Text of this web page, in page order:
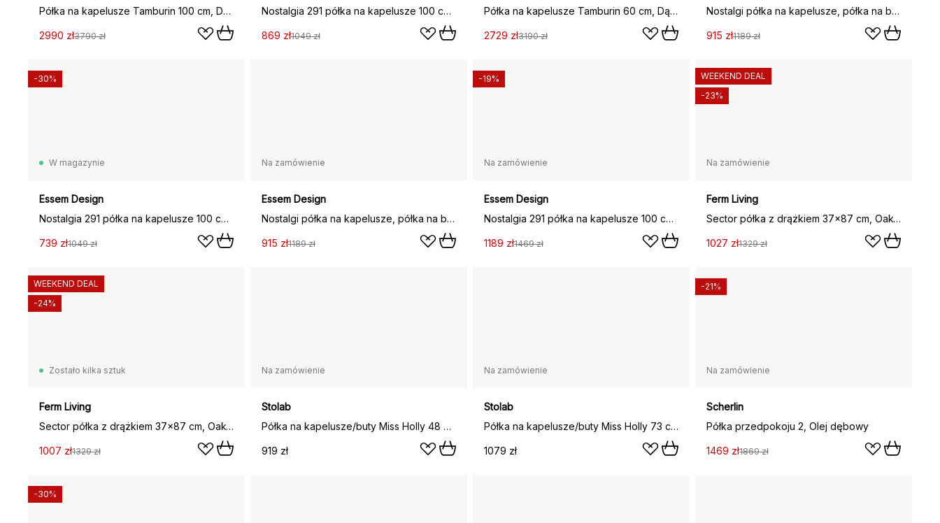
Półka na kapelusze Tamburin 100 cm, Dąb barwiony na czarno
2990 zł3790 zł
Nostalgia 291 półka na kapelusze 100 cm, Dąb-czarny
869 zł1049 zł
Półka na kapelusze Tamburin 60 cm, Dąb barwiony na czarno
2729 zł3190 zł
Nostalgi półka na kapelusze, półka na buty, Dąb barwiony na czarno-aluminium
915 zł1189 zł
W magazynie
Essem Design
Nostalgia 291 półka na kapelusze 100 cm, Dąb-aluminium
739 zł1049 zł
-30%
Na zamówienie
Essem Design
Nostalgi półka na kapelusze, półka na buty, Dąb barwiony na czarno-biały
915 zł1189 zł
Na zamówienie
Essem Design
Nostalgia 291 półka na kapelusze 100 cm, Dąb barwiony na czarno-aluminium
1189 zł1469 zł
-19%
Na zamówienie
Ferm Living
Sector półka z drążkiem 37x87 cm, Oak-black brass
1027 zł1329 zł
WEEKEND DEAL
-23%
Zostało kilka sztuk
Ferm Living
Sector półka z drążkiem 37x87 cm, Oak-brass
1007 zł1329 zł
WEEKEND DEAL
-24%
Na zamówienie
Stolab
Półka na kapelusze/buty Miss Holly 48 cm, Naturalny olej
919 zł
Na zamówienie
Stolab
Półka na kapelusze/buty Miss Holly 73 cm, Naturalny olej
1079 zł
Na zamówienie
Scherlin
Półka przedpokoju 2, Olej dębowy
1469 zł1869 zł
-21%
-30%